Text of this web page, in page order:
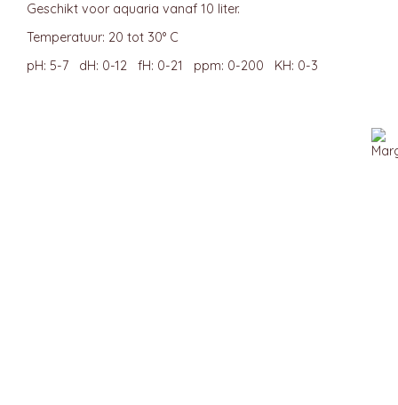
Geschikt voor aquaria vanaf 10 liter.
Temperatuur: 20 tot 30° C
pH: 5-7 dH: 0-12 fH: 0-21 ppm: 0-200 KH: 0-3